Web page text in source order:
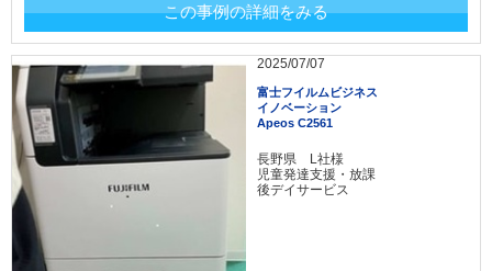
この事例の詳細をみる
2025/07/07
富士フイルムビジネス
イノベーション
Apeos C2561
長野県 L社様
児童発達支援・放課
後デイサービス